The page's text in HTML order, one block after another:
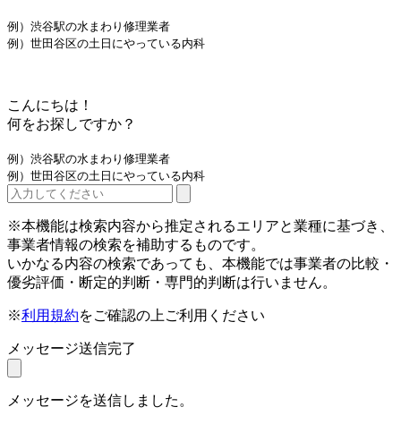
例）渋谷駅の水まわり修理業者
例）世田谷区の土日にやっている内科
こんにちは！
何をお探しですか？
例）渋谷駅の水まわり修理業者
例）世田谷区の土日にやっている内科
※本機能は検索内容から推定されるエリアと業種に基づき、
事業者情報の検索を補助するものです。
いかなる内容の検索であっても、本機能では事業者の比較・
優劣評価・断定的判断・専門的判断は行いません。
※利用規約をご確認の上ご利用ください
メッセージ送信完了
メッセージを送信しました。